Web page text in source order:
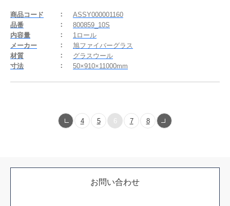
商品コード
ASSY000001160
品番
800859_10S
内容量
1ロール
メーカー
旭ファイバーグラス
材質
グラスウール
寸法
50×910×11000mm
4 5 6 7 8
お問い合わせ